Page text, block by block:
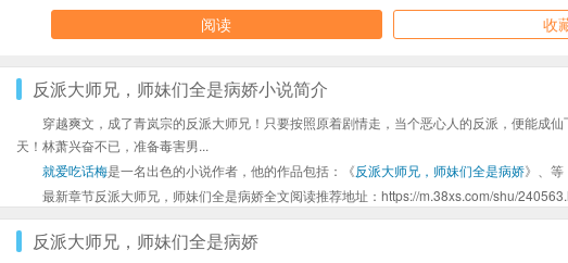
阅读
收
反派大师兄，师妹们全是病娇小说简介
穿越爽文，成了青岚宗的反派大师兄！只要按照原着剧情走，当个恶心人的反派，便能成
天！林萧兴奋不已，准备毒害男...
就爱吃话梅是一名出色的小说作者，他的作品包括：《反派大师兄，师妹们全是病娇》、等
最新章节反派大师兄，师妹们全是病娇全文阅读推荐地址：https://m.38xs.com/shu/
反派大师兄，师妹们全是病娇